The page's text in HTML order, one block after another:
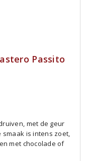
Passito
met de geur
is intens zoet,
met chocolade of